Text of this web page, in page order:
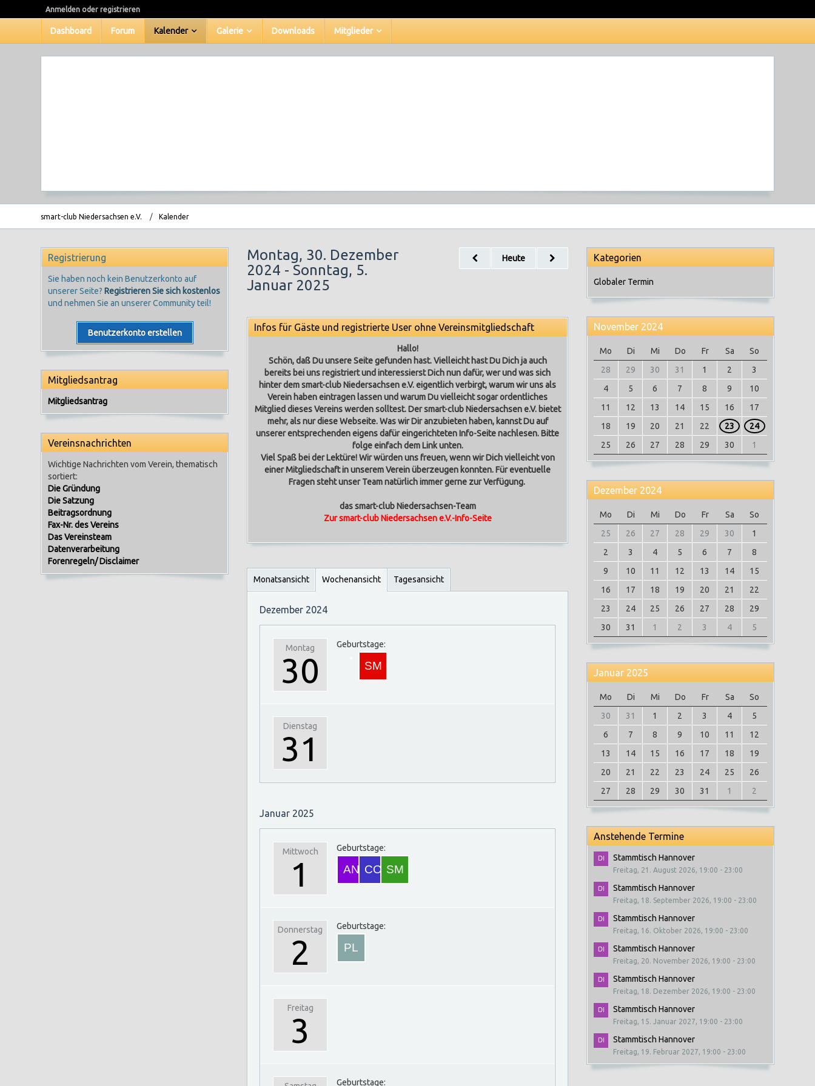
Dashboard Forum Kalender Galerie Downloads Mitglieder
Anmelden oder registrieren
smart-club Niedersachsen e.V. Kalender
Registrierung
Sie haben noch kein Benutzerkonto auf
unserer Seite?Registrieren Sie sich kostenlos
und nehmen Sie an unserer Community teil!
Benutzerkonto erstellen
Mitgliedsantrag
Mitgliedsantrag
Vereinsnachrichten
Wichtige Nachrichten vom Verein, thematisch
sortiert:
Die Gründung
Die Satzung
Beitragsordnung
Fax-Nr. des Vereins
Das Vereinsteam
Datenverarbeitung
Forenregeln/ Disclaimer
Montag, 30. Dezember
2024 - Sonntag, 5.
Januar 2025
Heute
Infos für Gäste und registrierte User ohne Vereinsmitgliedschaft
Hallo!
Schön, daß Du unsere Seite gefunden hast. Vielleicht hast Du Dich ja auch
bereits bei uns registriert und interessierst Dich nun dafür, wer und was sich
hinter dem smart-club Niedersachsen e.V. eigentlich verbirgt, warum wir uns als
Verein haben eintragen lassen und warum Du vielleicht sogar ordentliches
Mitglied dieses Vereins werden solltest. Der smart-club Niedersachsen e.V. bietet
mehr, als nur diese Webseite. Was wir Dir anzubieten haben, kannst Du auf
unserer entsprechenden eigens dafür eingerichteten Info-Seite nachlesen. Bitte
folge einfach dem Link unten.
Viel Spaß bei der Lektüre! Wir würden uns freuen, wenn wir Dich vielleicht von
einer Mitgliedschaft in unserem Verein überzeugen konnten. Für eventuelle
Fragen steht unser Team natürlich immer gerne zur Verfügung.
das smart-club Niedersachsen-Team
Zur smart-club Niedersachsen e.V.-Info-Seite
Monatsansicht Wochenansicht Tagesansicht
Dezember 2024
Montag
30
Geburtstage:
Dienstag
31
Januar 2025
Mittwoch
1
Geburtstage:
Donnerstag
2
Geburtstage:
Freitag
3
Geburtstage:
Kategorien
Globaler Termin
November 2024
Mo Di Mi Do Fr Sa
So
28
29 30 31 1 2
3
4
5 6 7 8 9
10
11
12 13 14 15 16
17
18
19 20 21 22 23
24
25
26 27 28 29 30 1
Dezember 2024
Mo Di Mi Do Fr Sa
So
25
26 27 28 29 30
1
2
3 4 5 6 7
8
9
10 11 12 13 14
15
16
17 18 19 20 21
22
23
24 25 26 27 28
29
30
31 1 2 3 4 5
Januar 2025
Mo Di Mi Do Fr Sa
So
30
31 1 2 3 4
5
6
7 8 9 10 11
12
13
14 15 16 17 18
19
20
21 22 23 24 25
26
27
28 29 30 31 1 2
Anstehende Termine
Stammtisch Hannover
Freitag, 21. August 2026, 19:00 - 23:00
Stammtisch Hannover
Freitag, 18. September 2026, 19:00 - 23:00
Stammtisch Hannover
Freitag, 16. Oktober 2026, 19:00 - 23:00
Stammtisch Hannover
Freitag, 20. November 2026, 19:00 - 23:00
Stammtisch Hannover
Freitag, 18. Dezember 2026, 19:00 - 23:00
Stammtisch Hannover
Freitag, 15. Januar 2027, 19:00 - 23:00
Stammtisch Hannover
Freitag, 19. Februar 2027, 19:00 - 23:00